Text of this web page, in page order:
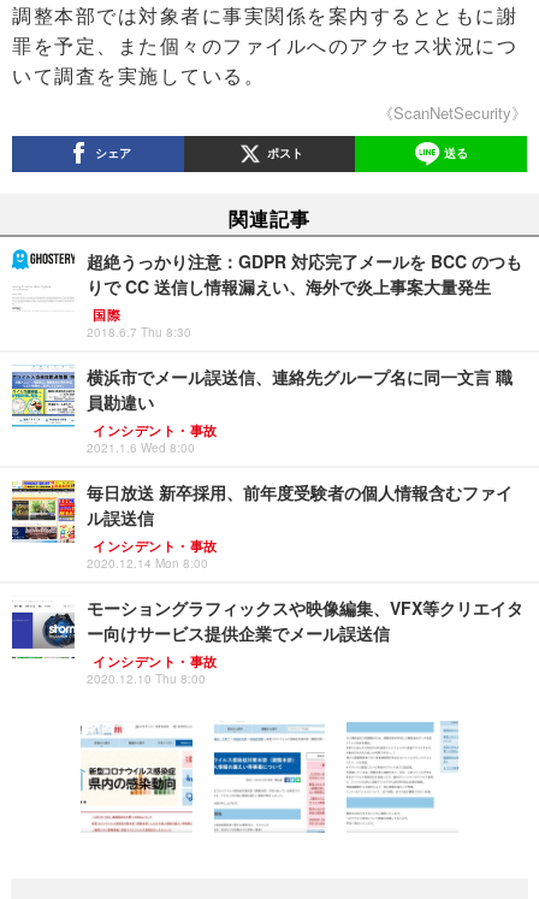
調整本部では対象者に事実関係を案内するとともに謝
罪を予定、また個々のファイルへのアクセス状況につ
いて調査を実施している。
《ScanNetSecurity》
シェア ポスト 送る
関連記事
超絶うっかり注意：GDPR 対応完了メールを BCC のつも
りで CC 送信し情報漏えい、海外で炎上事案大量発生
国際
2018.6.7 Thu 8:30
横浜市でメール誤送信、連絡先グループ名に同一文言 職
員勘違い
インシデント・事故
2021.1.6 Wed 8:00
毎日放送 新卒採用、前年度受験者の個人情報含むファイ
ル誤送信
インシデント・事故
2020.12.14 Mon 8:00
モーショングラフィックスや映像編集、VFX等クリエイタ
ー向けサービス提供企業でメール誤送信
インシデント・事故
2020.12.10 Thu 8:00